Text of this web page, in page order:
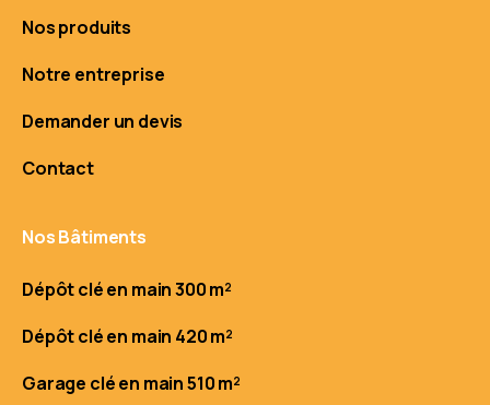
Nos produits
Notre entreprise
Demander un devis
Contact
Nos Bâtiments
Dépôt clé en main 300 m²
Dépôt clé en main 420 m²
Garage clé en main 510 m²